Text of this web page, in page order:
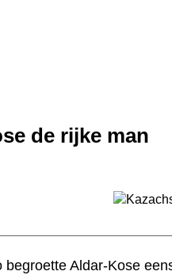
de rijke man
begroette Aldar-Kose